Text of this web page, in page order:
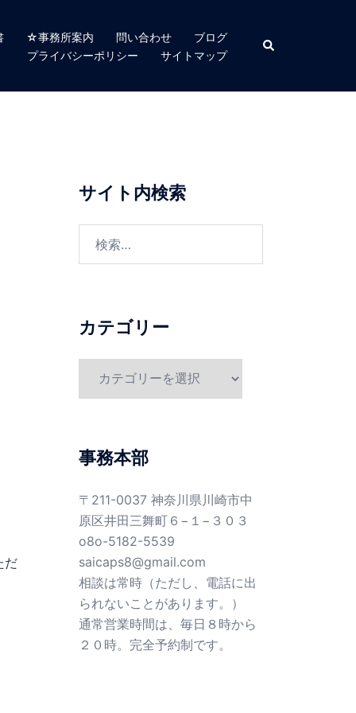
☆事務所案内 問い合わせ
ブログ
プライバシーポリシー
サイトマップ
検
索
だ
サイト内検索
カテゴリー
ー
事務本部
〒211-0037 神奈川県川崎市中
原区井田三舞町６−１−３０３
o8o-5182-5539
saicaps8@gmail.com
相談は常時（ただし、電話に出
られないことがあります。）
通常営業時間は、毎日８時から
２０時。完全予約制です。